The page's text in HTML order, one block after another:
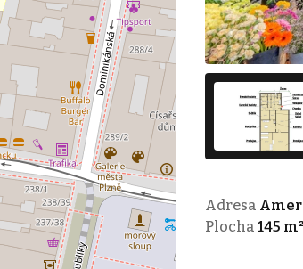
Adresa
Plocha 145 m²